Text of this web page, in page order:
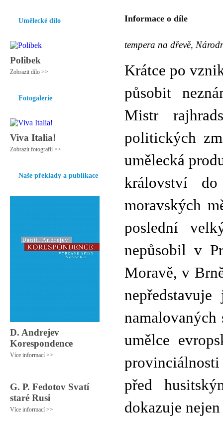
Umělecké dílo
Polibek
Zobrazit dílo >>
Fotogalerie
Viva Italia!
Zobrazit fotografii >>
Naše překlady a publikace
D. Andrejev
Korespondence
Více informací >>
G. P. Fedotov Svatí
staré Rusi
Více informací >>
Informace o díle
tempera na dřevě,
Krátce po
působit
Mistr
politických
umělecká
království
moravských
poslední
nepůsobil v
Moravě, v
umělce
před
dokazuje